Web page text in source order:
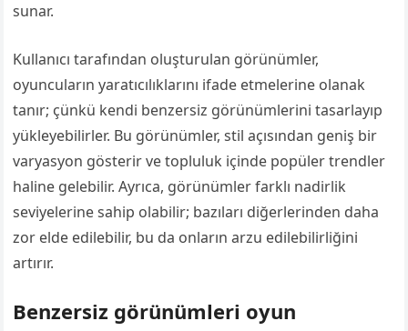
sunar.
Kullanıcı tarafından oluşturulan görünümler,
oyuncuların yaratıcılıklarını ifade etmelerine olanak
tanır; çünkü kendi benzersiz görünümlerini tasarlayıp
yükleyebilirler. Bu görünümler, stil açısından geniş bir
varyasyon gösterir ve topluluk içinde popüler trendler
haline gelebilir. Ayrıca, görünümler farklı nadirlik
seviyelerine sahip olabilir; bazıları diğerlerinden daha
zor elde edilebilir, bu da onların arzu edilebilirliğini
artırır.
Benzersiz görünümleri oyun